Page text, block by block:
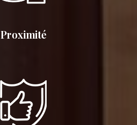
Proximité